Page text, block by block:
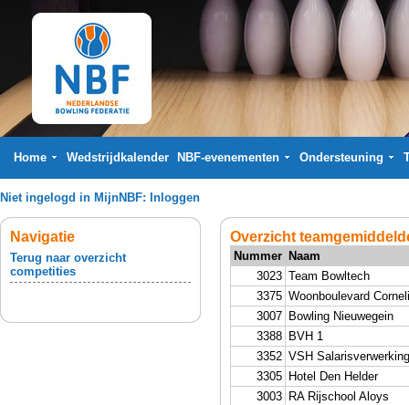
Home Wedstrijdkalender NBF-evenementen Ondersteuning
Niet ingelogd in MijnNBF: Inloggen
Navigatie
Terug naar overzicht
competities
Overzicht
Nummer Naam
3023 Team Bowltech
3375 Woonboulevard
3007 Bowling Nieuwegein
3388 BVH 1
3352 VSH
3305 Hotel Den Helder
3003 RA Rijschool Aloys